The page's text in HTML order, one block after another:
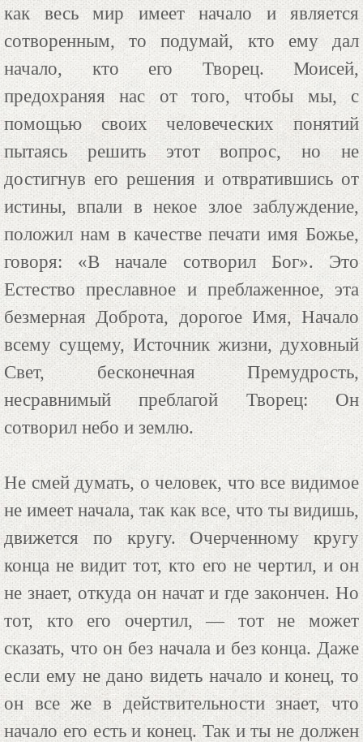
как весь мир имеет начало и является
сотворенным, то подумай, кто ему дал
начало, кто его Творец. Моисей,
предохраняя нас от того, чтобы мы, с
помощью своих человеческих понятий
пытаясь решить этот вопрос, но не
достигнув его решения и отвратившись от
истины, впали в некое злое заблуждение,
положил нам в качестве печати имя Божье,
говоря: «В начале сотворил Бог». Это
Естество преславное и преблаженное, эта
безмерная Доброта, дорогое Имя, Начало
всему сущему, Источник жизни, духовный
Свет, бесконечная Премудрость,
несравнимый преблагой Творец: Он
сотворил небо и землю.
Не смей думать, о человек, что все видимое
не имеет начала, так как все, что ты видишь,
движется по кругу. Очерченному кругу
конца не видит тот, кто его не чертил, и он
не знает, откуда он начат и где закончен. Но
тот, кто его очертил, — тот не может
сказать, что он без начала и без конца. Даже
если ему не дано видеть начало и конец, то
он все же в действительности знает, что
начало его есть и конец. Так и ты не должен